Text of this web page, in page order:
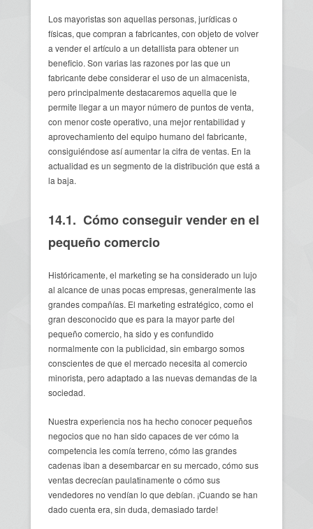
Los mayoristas son aquellas personas, jurídicas o
físicas, que compran a fabricantes, con objeto de volver
a vender el artículo a un detallista para obtener un
beneficio. Son varias las razones por las que un
fabricante debe considerar el uso de un almacenista,
pero principalmente destacaremos aquella que le
permite llegar a un mayor número de puntos de venta,
con menor coste operativo, una mejor rentabilidad y
aprovechamiento del equipo humano del fabricante,
consiguiéndose así aumentar la cifra de ventas. En la
actualidad es un segmento de la distribución que está a
la baja.
14.1. Cómo conseguir vender en el
pequeño comercio
Históricamente, el marketing se ha considerado un lujo
al alcance de unas pocas empresas, generalmente las
grandes compañías. El marketing estratégico, como el
gran desconocido que es para la mayor parte del
pequeño comercio, ha sido y es confundido
normalmente con la publicidad, sin embargo somos
conscientes de que el mercado necesita al comercio
minorista, pero adaptado a las nuevas demandas de la
sociedad.
Nuestra experiencia nos ha hecho conocer pequeños
negocios que no han sido capaces de ver cómo la
competencia les comía terreno, cómo las grandes
cadenas iban a desembarcar en su mercado, cómo sus
ventas decrecían paulatinamente o cómo sus
vendedores no vendían lo que debían. ¡Cuando se han
dado cuenta era, sin duda, demasiado tarde!